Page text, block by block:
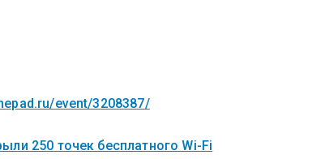
event/3208387/
250 точек бесплатного Wi-Fi